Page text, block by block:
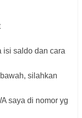
isi saldo dan cara
silahkan
saya di nomor yg